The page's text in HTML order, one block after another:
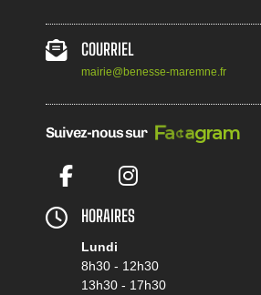
COURRIEL
mairie@benesse-maremne.fr
Suivez-nous sur Facebook
a m
FacebookInstagram
HORAIRES
Lundi
8h30 - 12h30
13h30 - 17h30